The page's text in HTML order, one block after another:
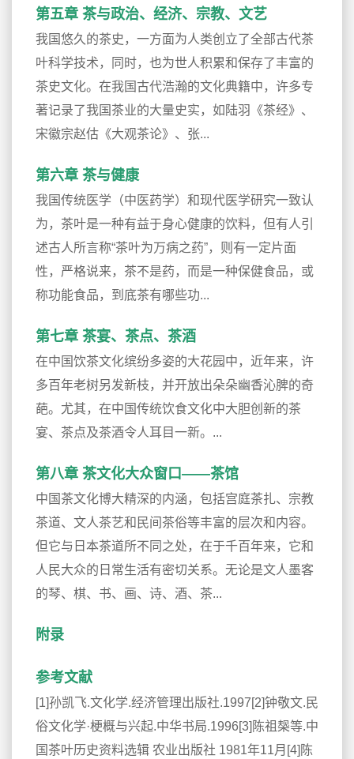
第五章 茶与政治、经济、宗教、文艺
我国悠久的茶史，一方面为人类创立了全部古代茶
叶科学技术，同时，也为世人积累和保存了丰富的
茶史文化。在我国古代浩瀚的文化典籍中，许多专
著记录了我国茶业的大量史实，如陆羽《茶经》、
宋徽宗赵估《大观茶论》、张...
第六章 茶与健康
我国传统医学（中医药学）和现代医学研究一致认
为，茶叶是一种有益于身心健康的饮料，但有人引
述古人所言称“茶叶为万病之药”，则有一定片面
性，严格说来，茶不是药，而是一种保健食品，或
称功能食品，到底茶有哪些功...
第七章 茶宴、茶点、茶酒
在中国饮茶文化缤纷多姿的大花园中，近年来，许
多百年老树另发新枝，并开放出朵朵幽香沁脾的奇
葩。尤其，在中国传统饮食文化中大胆创新的茶
宴、茶点及茶酒令人耳目一新。...
第八章 茶文化大众窗口——茶馆
中国茶文化博大精深的内涵，包括宫庭茶扎、宗教
茶道、文人茶艺和民间茶俗等丰富的层次和内容。
但它与日本茶道所不同之处，在于千百年来，它和
人民大众的日常生活有密切关系。无论是文人墨客
的琴、棋、书、画、诗、酒、茶...
附录
参考文献
[1]孙凯飞.文化学.经济管理出版社.1997[2]钟敬文.民
俗文化学·梗概与兴起.中华书局.1996[3]陈祖椝等.中
国茶叶历史资料选辑 农业出版社 1981年11月[4]陈